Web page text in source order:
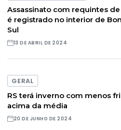
Assassinato com requintes
é registrado no interior de
Sul
13 DE ABRIL DE 2024
GERAL
RS terá inverno com menos
acima da média
20 DE JUNHO DE 2024